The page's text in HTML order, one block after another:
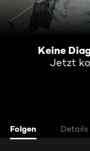
Keine
Jetzt
Folgen Details